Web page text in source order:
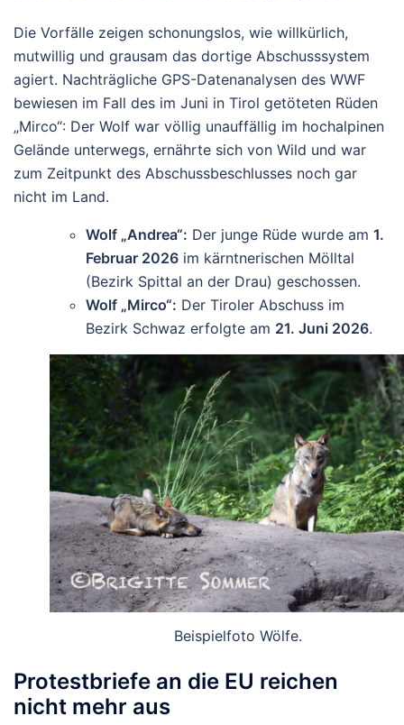
Die Vorfälle zeigen schonungslos, wie willkürlich,
mutwillig und grausam das dortige Abschusssystem
agiert. Nachträgliche GPS-Datenanalysen des WWF
bewiesen im Fall des im Juni in Tirol getöteten Rüden
„Mirco“: Der Wolf war völlig unauffällig im hochalpinen
Gelände unterwegs, ernährte sich von Wild und war
zum Zeitpunkt des Abschussbeschlusses noch gar
nicht im Land.
Wolf „Andrea“: Der junge Rüde wurde am 1.
Februar 2026 im kärntnerischen Mölltal
(Bezirk Spittal an der Drau) geschossen.
Wolf „Mirco“: Der Tiroler Abschuss im
Bezirk Schwaz erfolgte am 21. Juni 2026.
Beispielfoto Wölfe.
Protestbriefe an die EU reichen
nicht mehr aus